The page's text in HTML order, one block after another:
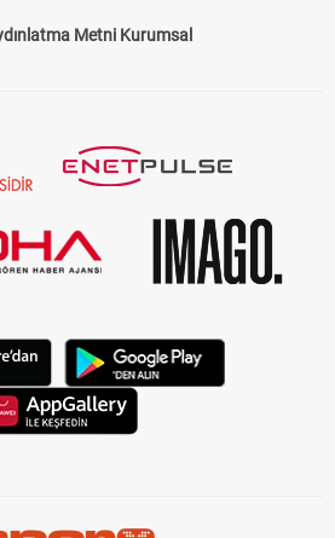
Metni Kurumsal